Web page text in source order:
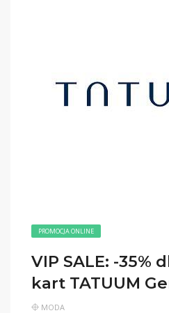
PROMOCJA ONLINE
VIP SALE: -35%
kart TATUUM
MODA